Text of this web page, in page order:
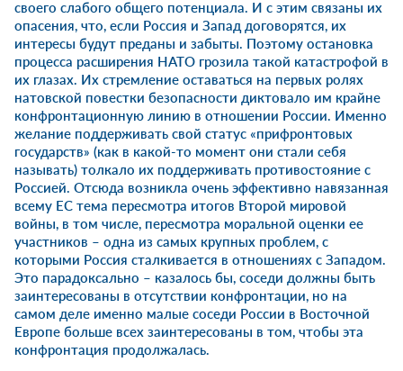
своего слабого общего потенциала. И с этим связаны их
опасения, что, если Россия и Запад договорятся, их
интересы будут преданы и забыты. Поэтому остановка
процесса расширения НАТО грозила такой катастрофой в
их глазах. Их стремление оставаться на первых ролях
натовской повестки безопасности диктовало им крайне
конфронтационную линию в отношении России. Именно
желание поддерживать свой статус «прифронтовых
государств» (как в какой-то момент они стали себя
называть) толкало их поддерживать противостояние с
Россией. Отсюда возникла очень эффективно навязанная
всему ЕС тема пересмотра итогов Второй мировой
войны, в том числе, пересмотра моральной оценки ее
участников – одна из самых крупных проблем, с
которыми Россия сталкивается в отношениях с Западом.
Это парадоксально – казалось бы, соседи должны быть
заинтересованы в отсутствии конфронтации, но на
самом деле именно малые соседи России в Восточной
Европе больше всех заинтересованы в том, чтобы эта
конфронтация продолжалась.